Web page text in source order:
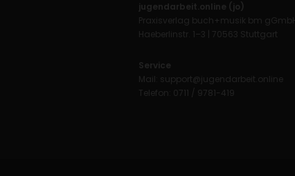
jugendarbeit.online (jo)
Praxisverlag buch+musik bm
Haeberlinstr. 1–3 | 70563 Stuttgart
Service
Mail: support@jugendarbeit.online
Telefon: 0711 / 9781-419